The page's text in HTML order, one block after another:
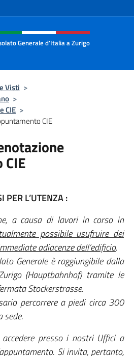
social e menù
Generale d'Italia a Zurigo
Visti >
>
CIE >
CIE
PER L’UTENZA :
a causa di lavori in corso in
possibile usufruire dei
adiacenze dell’edificio.
Generale è raggiungibile dalla
(Hauptbahnhof) tramite le
Stockerstrasse.
percorrere a piedi circa 300
sede.
presso i nostri Uffici a
Si invita, pertanto,